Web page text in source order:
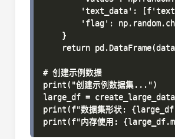
'text_data':
'flag':
    }
return
# 创建示例数据
print("创建示例数据集...")
large_df =
print(f"数据集形状: